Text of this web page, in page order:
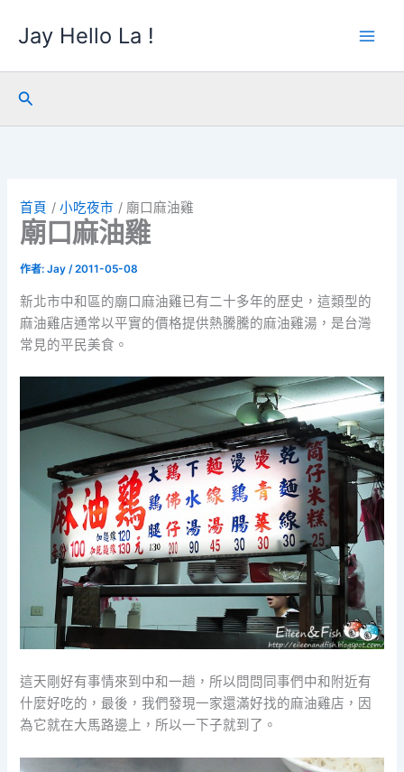
要
Jay Hello La !
搜
尋
首頁 小吃夜市 廟口麻油雞
廟口麻油雞
作者:Jay/2011-05-08
新北市中和區的廟口麻油雞已有二十多年的歷史，這類型的
麻油雞店通常以平實的價格提供熱騰騰的麻油雞湯，是台灣
常見的平民美食。
這天剛好有事情來到中和一趟，所以問問同事們中和附近有
什麼好吃的，最後，我們發現一家還滿好找的麻油雞店，因
為它就在大馬路邊上，所以一下子就到了。